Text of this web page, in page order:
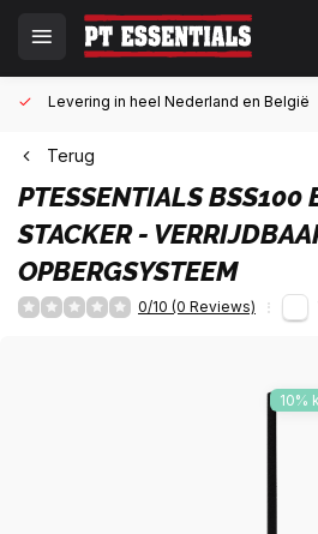
Levering in heel Nederland en België
Terug
PTESSENTIALSBSS100
STACKER -
OPBERGSYSTEEM
0/10 (0 Reviews)
10%